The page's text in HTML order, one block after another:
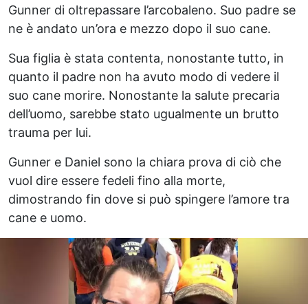
Gunner di oltrepassare l’arcobaleno. Suo padre se
ne è andato un’ora e mezzo dopo il suo cane.
Sua figlia è stata contenta, nonostante tutto, in
quanto il padre non ha avuto modo di vedere il
suo cane morire. Nonostante la salute precaria
dell’uomo, sarebbe stato ugualmente un brutto
trauma per lui.
Gunner e Daniel sono la chiara prova di ciò che
vuol dire essere fedeli fino alla morte,
dimostrando fin dove si può spingere l’amore tra
cane e uomo.